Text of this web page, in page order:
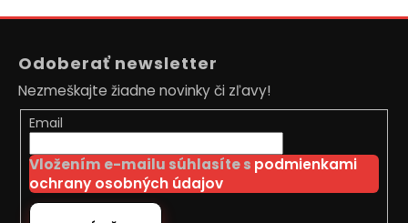
Odoberať newsletter
Nezmeškajte žiadne novinky či zľavy!
Email
Vložením e-mailu súhlasíte s podmienkami
ochrany osobných údajov